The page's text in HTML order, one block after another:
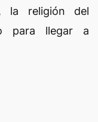
la religión del
para llegar a